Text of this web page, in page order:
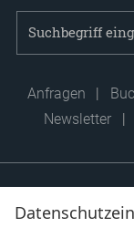
Anfragen
Newsletter